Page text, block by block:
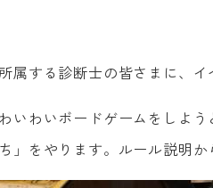
属する診断士の皆さまに、イ
いわいボードゲームをしよ
」をやります。ルール説明